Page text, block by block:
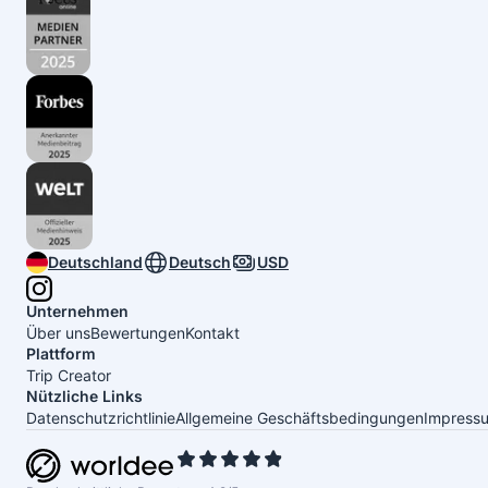
Deutschland Deutsch USD
Unternehmen
Über unsBewertungenKontakt
Plattform
Trip Creator
Nützliche Links
DatenschutzrichtlinieAllgemeine Geschäftsbedingungen